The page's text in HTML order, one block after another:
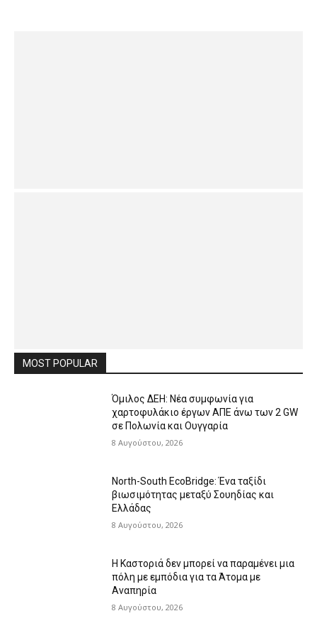
MOST POPULAR
Όμιλος ΔΕΗ: Νέα συμφωνία για
χαρτοφυλάκιο έργων ΑΠΕ άνω των 2 GW
σε Πολωνία και Ουγγαρία
8 Αυγούστου, 2026
North-South EcoBridge: Ένα ταξίδι
βιωσιμότητας μεταξύ Σουηδίας και
Ελλάδας
8 Αυγούστου, 2026
Η Καστοριά δεν μπορεί να παραμένει μια
πόλη με εμπόδια για τα Άτομα με
Αναπηρία
8 Αυγούστου, 2026